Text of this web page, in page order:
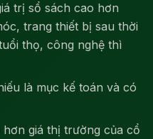
trị sổ sách cao hơn
trang thiết bị sau thời
thọ, công nghệ thì
là mục kế toán và có
giá thị trường của cổ